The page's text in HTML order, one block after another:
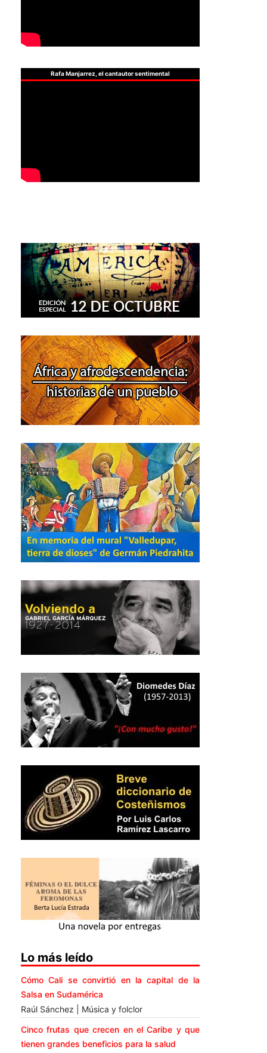
Rafa Manjarrez, el cantautor sentimental
Lo más leído
Cómo Cali se convirtió en la capital de la
Salsa en Sudamérica
Raúl Sánchez | Música y folclor
Cinco frutas que crecen en el Caribe y que
tienen grandes beneficios para la salud